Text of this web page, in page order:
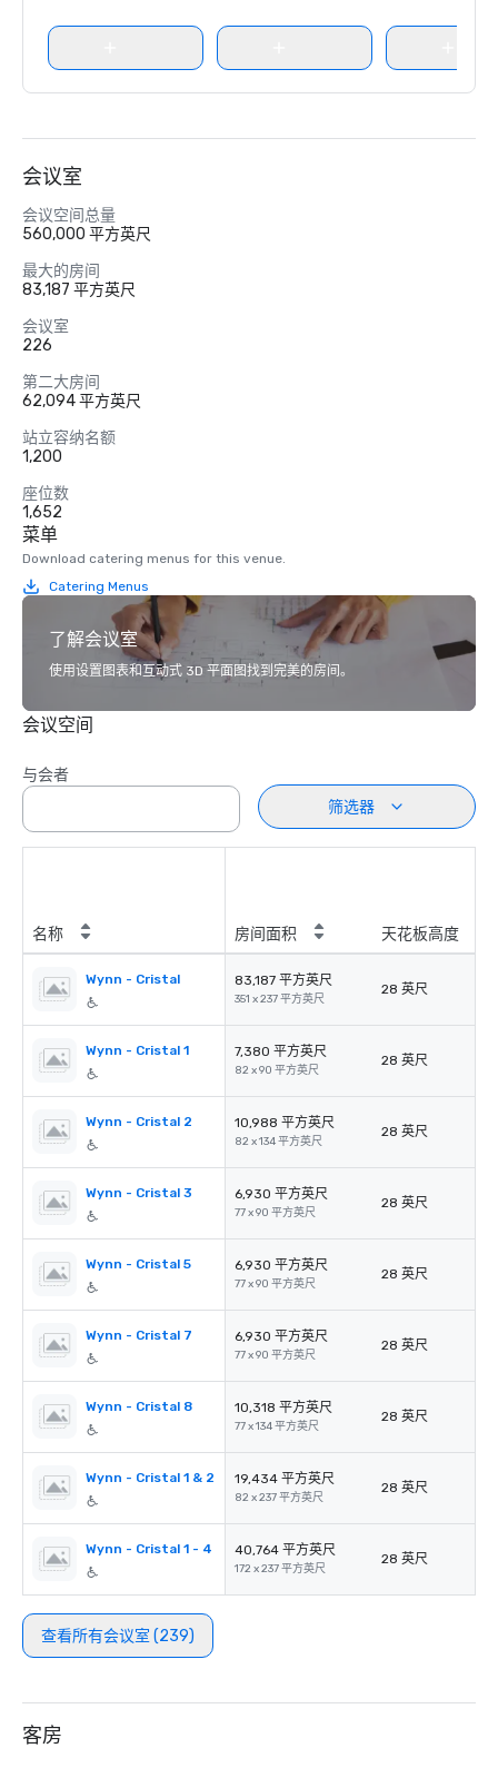
会议室
会议空间总量
560,000 平方英尺
最大的房间
83,187 平方英尺
会议室
226
第二大房间
62,094 平方英尺
站立容纳名额
1,200
座位数
1,652
菜单
Download catering menus for this venue.
Catering Menus
了解会议室
使用设置图表和互动式 3D 平面图找到完美的房间。
会议空间
与会者
筛选器
名称 房间面积 天花板高度
Wynn - Cristal 83,187 平方英尺
351 x 237 平方英尺
28 英尺
Wynn - Cristal 1 7,380 平方英尺
82 x 90 平方英尺
28 英尺
Wynn - Cristal 2 10,988 平方英尺
82 x 134 平方英尺
28 英尺
Wynn - Cristal 3 6,930 平方英尺
77 x 90 平方英尺
28 英尺
Wynn - Cristal 5 6,930 平方英尺
77 x 90 平方英尺
28 英尺
Wynn - Cristal 7 6,930 平方英尺
77 x 90 平方英尺
28 英尺
Wynn - Cristal 8 10,318 平方英尺
77 x 134 平方英尺
28 英尺
Wynn - Cristal 1 & 2 19,434 平方英尺
82 x 237 平方英尺
28 英尺
Wynn - Cristal 1 - 4 40,764 平方英尺
172 x 237 平方英尺
28 英尺
查看所有会议室 (239)
客房